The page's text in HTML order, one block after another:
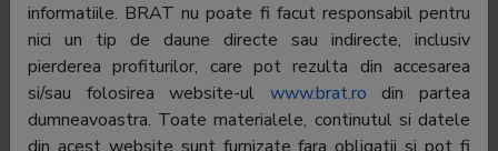
Pentru a vedea toate datele trebuie să fițiautentificat
informatiile. BRAT nu poate fi facut responsabil pentru
nici un tip de daune directe sau indirecte, inclusiv
pierderea profiturilor, care pot rezulta din accesarea
si/sau folosirea website-ul www.brat.ro din partea
dumneavoastra. Toate materialele, continutul si datele